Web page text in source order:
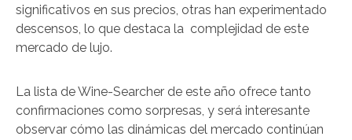
significativos en sus precios, otras han experimentado
descensos, lo que destaca la complejidad de este
mercado de lujo.
La lista de Wine-Searcher de este año ofrece tanto
confirmaciones como sorpresas, y será interesante
observar cómo las dinámicas del mercado continúan